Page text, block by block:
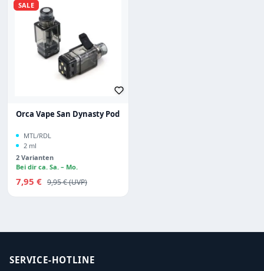
SALE
Orca Vape San Dynasty Pod
MTL/RDL
2 ml
2 Varianten
Bei dir ca. Sa. – Mo.
Verkaufspreis:
7,95 € Regulärer Preis:
9,95 €
SERVICE-HOTLINE